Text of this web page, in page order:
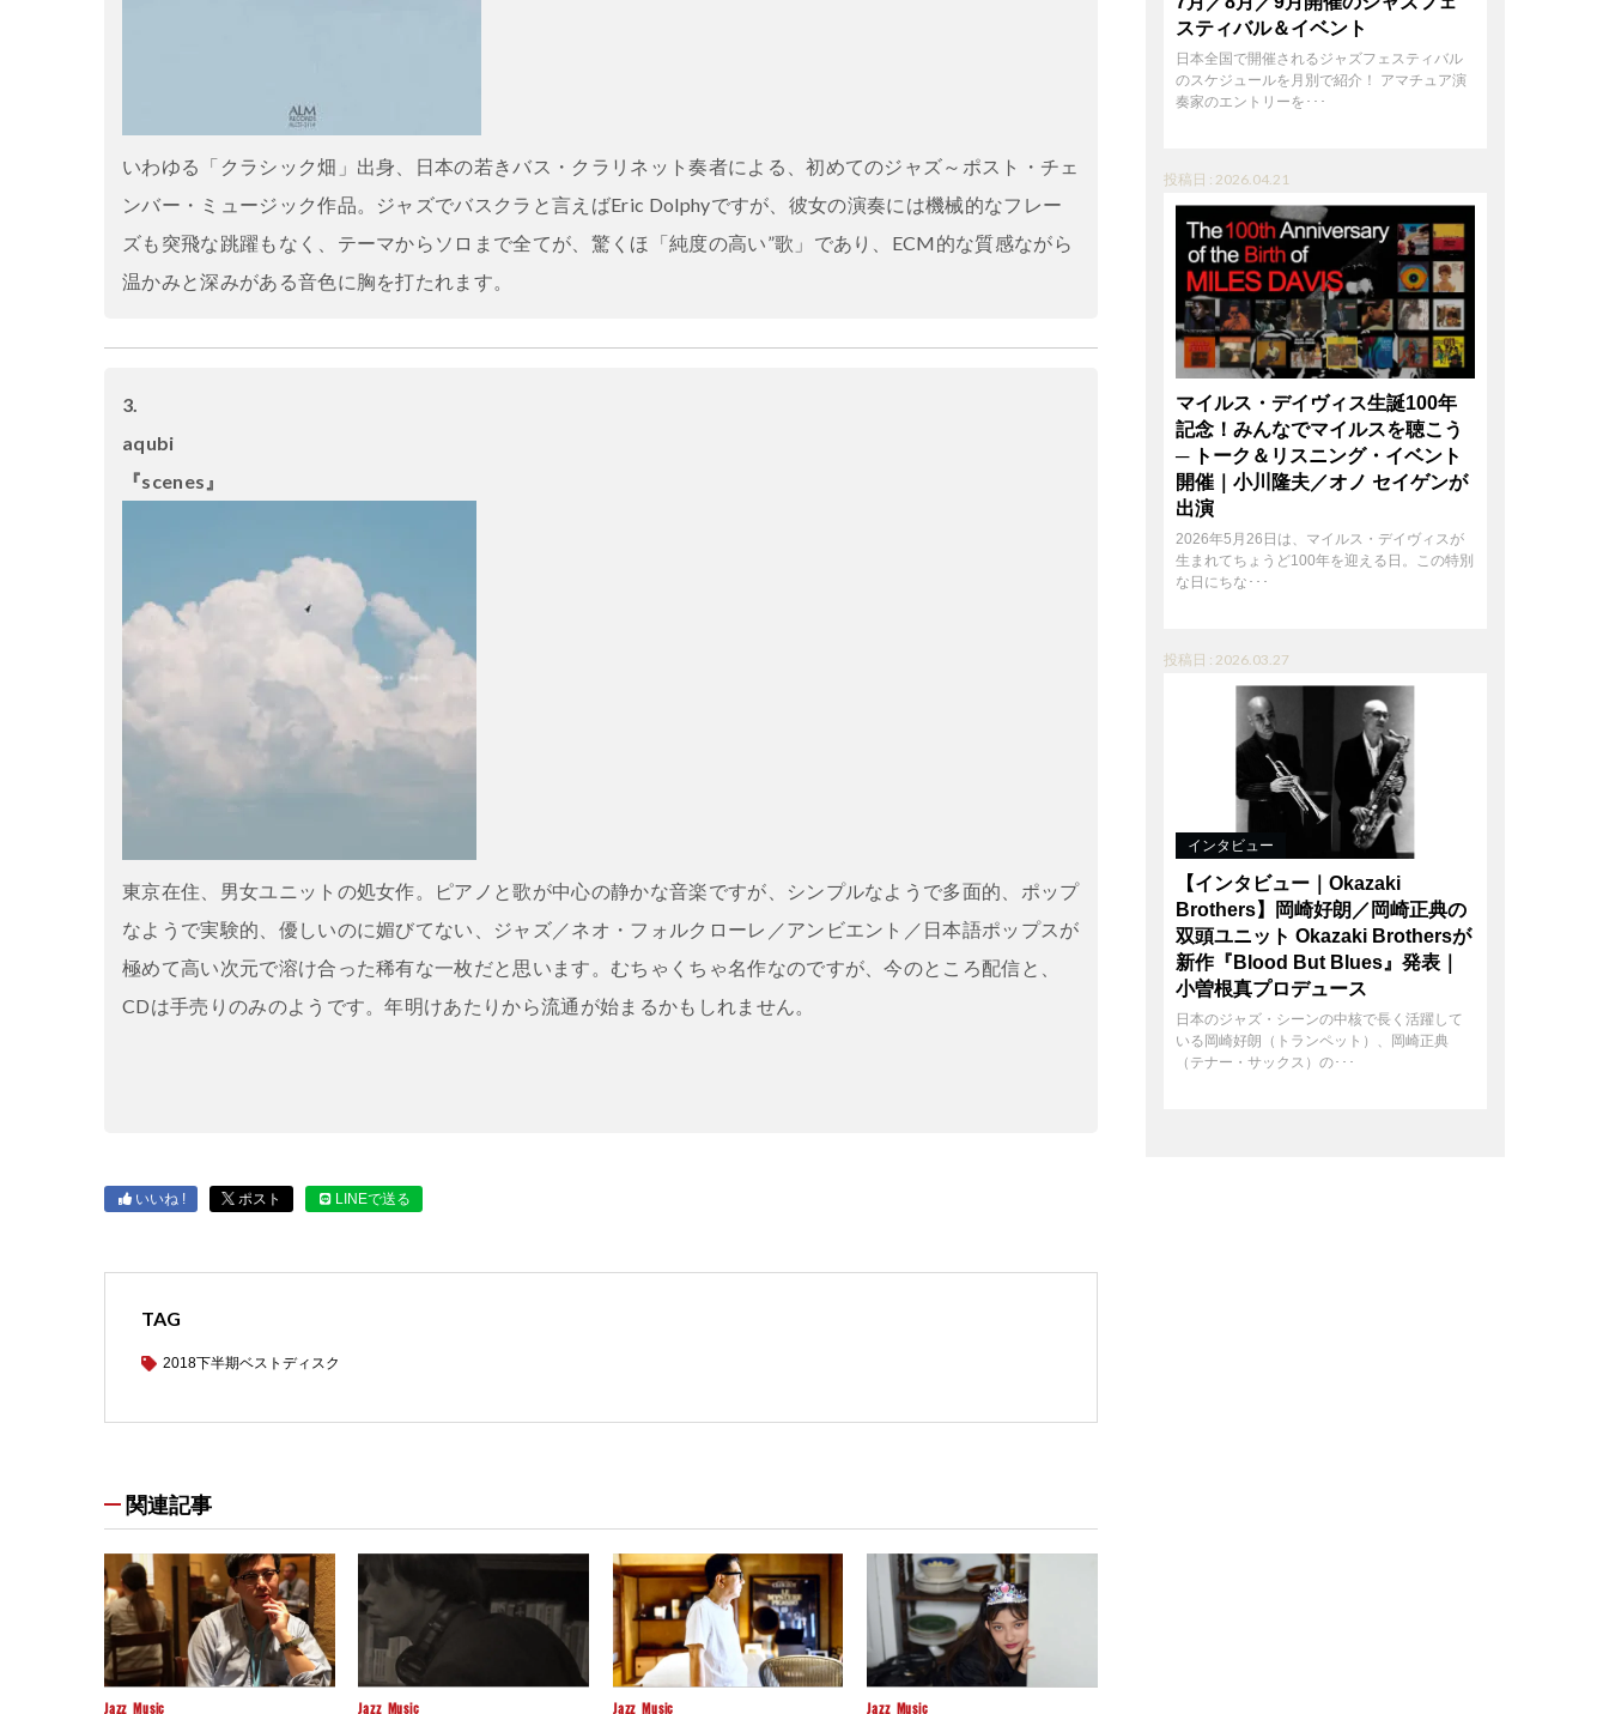
いわゆる「クラシック畑」出身、日本の若きバス・クラリネット奏者による、初めてのジャズ～ポスト・チェ
ンバー・ミュージック作品。ジャズでバスクラと言えばEric Dolphyですが、彼女の演奏には機械的なフレー
ズも突飛な跳躍もなく、テーマからソロまで全てが、驚くほ「純度の高い”歌」であり、ECM的な質感ながら
温かみと深みがある音色に胸を打たれます。
3.
aqubi
『scenes』
東京在住、男女ユニットの処女作。ピアノと歌が中心の静かな音楽ですが、シンプルなようで多面的、ポップ
なようで実験的、優しいのに媚びてない、ジャズ／ネオ・フォルクローレ／アンビエント／日本語ポップスが
極めて高い次元で溶け合った稀有な一枚だと思います。むちゃくちゃ名作なのですが、今のところ配信と、
CDは手売りのみのようです。年明けあたりから流通が始まるかもしれません。
いいね ! ポスト LINEで送る
TAG
2018下半期ベストディスク
関連記事
Jazz Music Jazz Music Jazz Music Jazz Music
スティバル＆イベント
日本全国で開催されるジャズフェスティバル
のスケジュールを月別で紹介！ アマチュア演
奏家のエントリーを･･･
投稿日 : 2026.04.21
マイルス・デイヴィス生誕100年
記念！みんなでマイルスを聴こう
─ トーク＆リスニング・イベント
開催｜小川隆夫／オノ セイゲンが
出演
2026年5月26日は、マイルス・デイヴィスが
生まれてちょうど100年を迎える日。この特別
な日にちな･･･
投稿日 : 2026.03.27
インタビュー
【インタビュー｜Okazaki
Brothers】岡崎好朗／岡崎正典の
双頭ユニット Okazaki Brothersが
新作『Blood But Blues』発表｜
小曽根真プロデュース
日本のジャズ・シーンの中核で長く活躍して
いる岡崎好朗（トランペット）、岡崎正典
（テナー・サックス）の･･･